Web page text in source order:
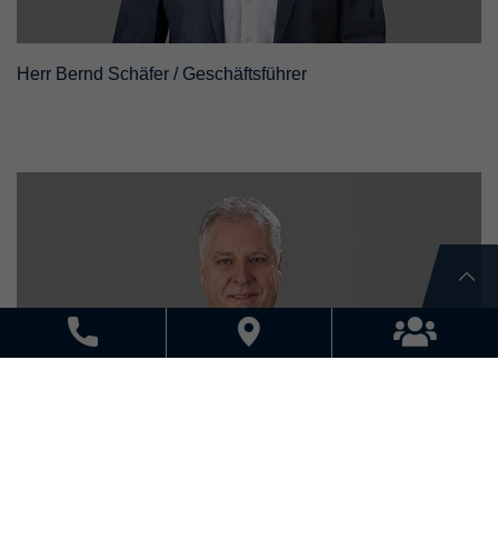
Herr Bernd Schäfer / Geschäftsführer